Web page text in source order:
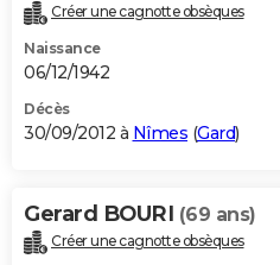
Créer une cagnotte obsèques
Naissance
06/12/1942
Décès
30/09/2012 à Nîmes (Gard)
Gerard BOURI (69 ans)
Créer une cagnotte obsèques